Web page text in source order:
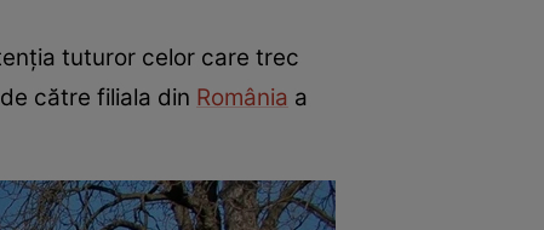
tuturor celor care trec
către filiala din România a